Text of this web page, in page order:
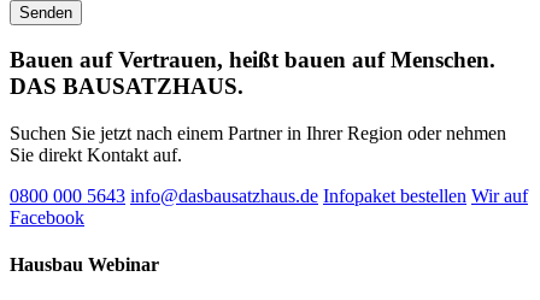
Bauen auf Vertrauen, heißt bauen auf Menschen.
DAS BAUSATZHAUS.
Suchen Sie jetzt nach einem Partner in Ihrer Region oder nehmen
Sie direkt Kontakt auf.
0800 000 5643 info@dasbausatzhaus.de Infopaket bestellen Wir auf
Facebook
Hausbau Webinar